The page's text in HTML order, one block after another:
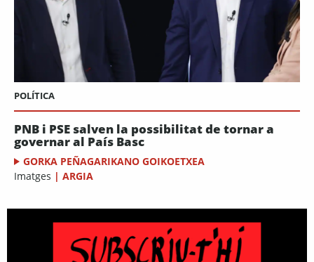
POLÍTICA
PNB i PSE salven la possibilitat de tornar a
governar al País Basc
GORKA PEÑAGARIKANO GOIKOETXEA
Imatges | ARGIA